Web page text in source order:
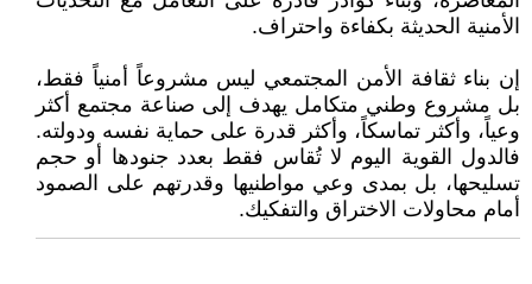
الأمنية الحديثة بكفاءة واحتراف.
إن بناء ثقافة الأمن المجتمعي ليس مشروعاً أمنياً فقط،
بل مشروع وطني متكامل يهدف إلى صناعة مجتمع أكثر
وعياً، وأكثر تماسكاً، وأكثر قدرة على حماية نفسه ودولته.
فالدول القوية اليوم لا تُقاس فقط بعدد جنودها أو حجم
تسليحها، بل بمدى وعي مواطنيها وقدرتهم على الصمود
أمام محاولات الاختراق والتفكيك.